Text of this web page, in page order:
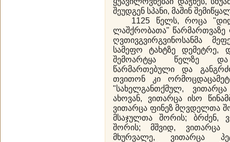
შეუდგენ სპანი, მაშინ
1125 წელს, როცა
ლაშქრობათა"
ღვთივგვირგვინოსანმა
სამეფო ტახტზე დემეტრე,
შემოარტყა წელზე
წარმართებული და
თვითონ კი
"სახელგანთქმულ,
ახოვან, ვითარცა ისო
ვითარცა ფინეზ მღვდელთა
მსაჯულთა შორის; ბრძენ,
შორის; მშვიდ, ვითარცა
მხურვალე, ვითარცა